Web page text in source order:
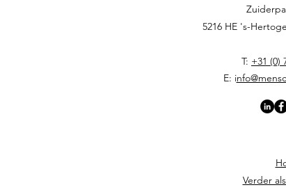
5216 HE 's-
T: +31 (0)
E: i
Verder